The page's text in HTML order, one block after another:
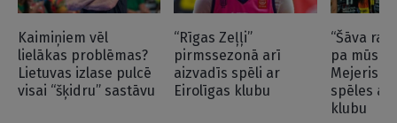
Kaimiņiem vēl
lielākas problēmas?
Lietuvas izlase pulcē
visai “šķidru” sastāvu
“Rīgas Zeļļi”
pirmssezonā arī
aizvadīs spēli ar
Eirolīgas klubu
“Šāva
pa mūsu
Mejeris
spēles ar
klubu